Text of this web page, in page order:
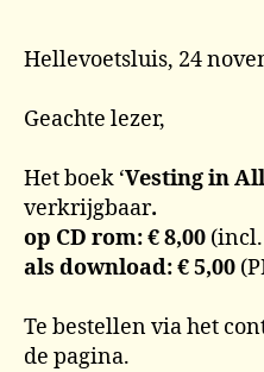
Hellevoetsluis, 24
Geachte lezer,
Het boek ‘Vesting in
verkrijgbaar.
op CD rom: € 8,00
als download: € 5,00
Te bestellen via het
de pagina.